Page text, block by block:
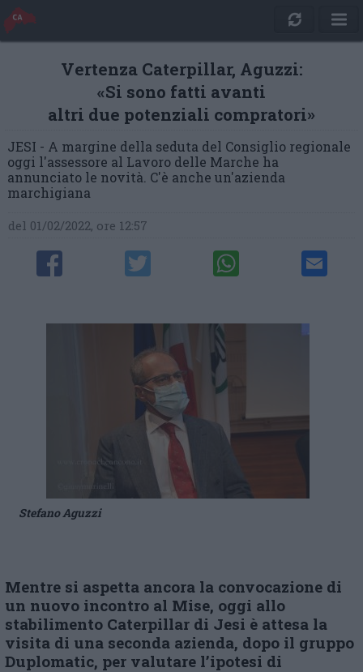
Vertenza Caterpillar, Aguzzi:
«Si sono fatti avanti
altri due potenziali compratori»
JESI - A margine della seduta del Consiglio regionale
oggi l'assessore al Lavoro delle Marche ha
annunciato le novità. C'è anche un'azienda
marchigiana
del 01/02/2022, ore 12:57
Stefano Aguzzi
Mentre si aspetta ancora la convocazione di
un nuovo incontro al Mise, oggi allo
stabilimento Caterpillar di Jesi è attesa la
visita di una seconda azienda, dopo il gruppo
Duplomatic, per valutare l’ipotesi di